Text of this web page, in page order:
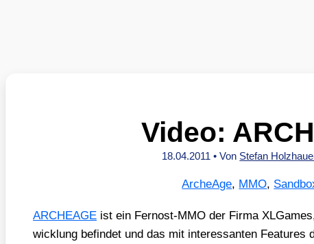
Video:
18.04.2011• Von Stefan
ArcheAge, MMO,
ARCHEAGE ist ein Fern­ost-MMO der Fir­ma
wick­lung befin­det und das mit inter­es­san­ten